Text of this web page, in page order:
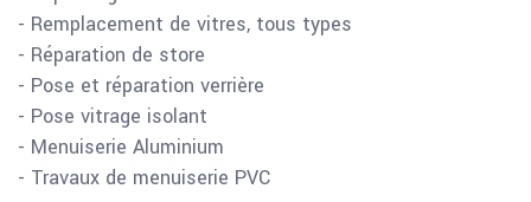
- Remplacement de vitres, tous types
- Réparation de store
- Pose et réparation verrière
- Pose vitrage isolant
- Menuiserie Aluminium
- Travaux de menuiserie PVC